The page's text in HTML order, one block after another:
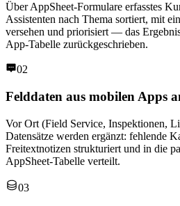
Über AppSheet-Formulare erfasstes
Assistenten nach Thema sortiert, mit
versehen und priorisiert — das
App-Tabelle zurückgeschrieben.
02
Felddaten aus mobilen Apps
Vor Ort (Field Service, Inspektionen,
Datensätze werden ergänzt: fehlende
Freitextnotizen strukturiert und in die
AppSheet-Tabelle verteilt.
03